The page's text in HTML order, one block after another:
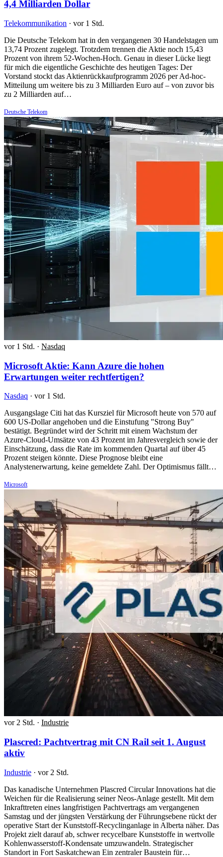
4,4 Milliarden Dollar
Telekommunikation · vor 1 Std.
Die Deutsche Telekom hat in den vergangenen 30 Handelstagen um
13,74 Prozent zugelegt. Trotzdem trennen die Aktie noch 15,43
Prozent von ihrem 52-Wochen-Hoch. Genau in dieser Lücke liegt
für mich die eigentliche Geschichte des heutigen Tages: Der
Vorstand stockt das Aktienrückkaufprogramm 2026 per Ad-hoc-
Mitteilung um weitere bis zu 3 Milliarden Euro auf – von zuvor bis
zu 2 Milliarden auf…
Deutsche Telekom
vor 1 Std. · Nasdaq
Microsoft Aktie: Kann Azure die hohen
Erwartungen weiter rechtfertigen?
Nasdaq · vor 1 Std.
Ausgangslage Citi hat das Kursziel für Microsoft heute von 570 auf
600 US-Dollar angehoben und die Einstufung "Strong Buy"
bestätigt. Begründet wird der Schritt mit einem Wachstum der
Azure-Cloud-Umsätze von 43 Prozent im Jahresvergleich sowie der
Einschätzung, dass die Rate im kommenden Quartal auf über 45
Prozent steigen könnte. Diese Prognose bleibt eine
Analystenerwartung, keine gemeldete Zahl. Der Optimismus fällt…
Microsoft
vor 2 Std. · Industrie
Plascred: Pachtvertrag mit CN Rail seit 1. August
aktiv
Industrie · vor 2 Std.
Das kanadische Unternehmen Plascred Circular Innovations hat die
Weichen für die Realisierung seiner Neos-Anlage gestellt. Mit dem
Inkrafttreten eines langfristigen Pachtvertrags am vergangenen
Samstag und der jüngsten Verstärkung der Führungsebene rückt der
operative Start der Kunststoff-Recyclinganlage in Alberta näher. Das
Projekt zielt darauf ab, schwer recycelbare Kunststoffe in wertvolle
Kohlenwasserstoff-Kondensate umzuwandeln. Strategischer
Standort in Fort Saskatchewan Ein zentraler Baustein für…